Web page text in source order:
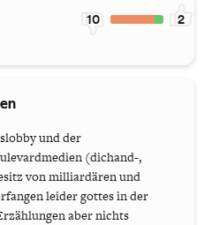
10 2
und der
(dichand-,
von milliardären und
leider gottes in der
aber nichts